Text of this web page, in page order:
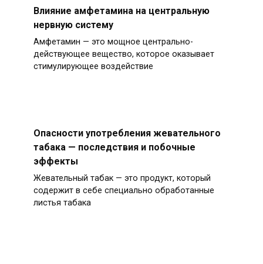
Влияние амфетамина на центральную
нервную систему
Амфетамин — это мощное центрально-
действующее вещество, которое оказывает
стимулирующее воздействие
Опасности употребления жевательного
табака — последствия и побочные
эффекты
Жевательный табак — это продукт, который
содержит в себе специально обработанные
листья табака